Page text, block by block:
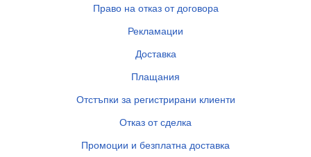
Право на отказ от договора
Рекламации
Доставка
Плащания
Отстъпки за регистрирани клиенти
Отказ от сделка
Промоции и безплатна доставка